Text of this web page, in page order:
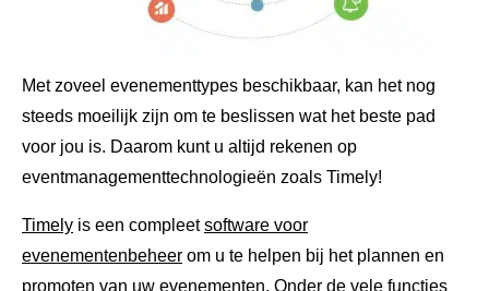
Met zoveel evenementtypes beschikbaar, kan het nog
steeds moeilijk zijn om te beslissen wat het beste pad
voor jou is. Daarom kunt u altijd rekenen op
eventmanagementtechnologieën zoals Timely!
Timely is een compleetsoftware voor
evenementenbeheer om u te helpen bij het plannen en
promoten van uw evenementen. Onder de vele functies